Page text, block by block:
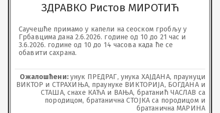
ЗДРАВКО Ристов МИРОТИЋ
Саучешће примамо у капели на сеоском гробљу у
Грбавцима дана 2.6.2026. године од 10 до 21 час и
3.6.2026. године од 10 до 14 часова када ће се
обавити сахрана.
Ожалошћени:унук ПРЕДРАГ, унука ХАЈДАНА, праунуци
ВИКТОР и СТРАХИЊА, праунуке ВИКТОРИЈА, БОГДАНА и
СТАША, снахе КАЋА и ВАЊА, братанић ЧАСЛАВ са
породицом, братанична СТОЈКА са породицом и
братанична МАРИНА